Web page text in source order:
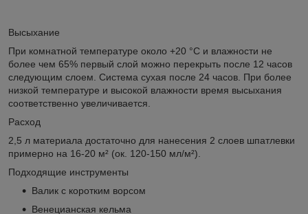
Высыхание
При комнатной температуре около +20 °C и влажности не
более чем 65% первый слой можно перекрыть после 12 часов
следующим слоем. Система сухая после 24 часов. При более
низкой температуре и высокой влажности время высыхания
соответственно увеличивается.
Расход
2,5 л материала достаточно для нанесения 2 слоев шпатлевки
примерно на 16-20 м² (ок. 120-150 мл/м²).
Подходящие инструменты
Валик с коротким ворсом
Венецианская кельма